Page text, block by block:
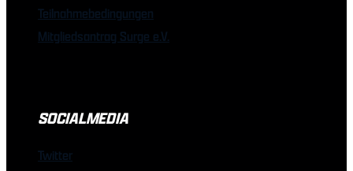
Teilnahmebedingungen
Mitgliedsantrag Surge e.V.
SOCIALMEDIA
Twitter